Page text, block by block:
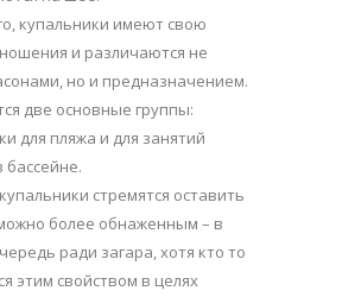
купальники имеют свою
и различаются не
но и предназначением.
две основные группы:
для пляжа и для занятий
бассейне.
стремятся оставить
более обнаженным – в
ради загара, хотя кто то
этим свойством в целях